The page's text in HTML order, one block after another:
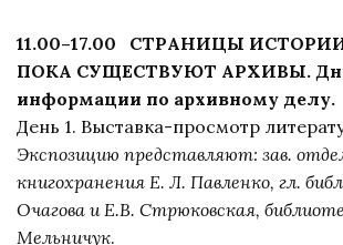
11.00–17.00 СТРАНИЦЫ
ПОКА СУЩЕСТВУЮТ АРХИВЫ.
информации по архивному делу.
День 1. Выставка-просмотр
Экспозицию представляют: зав.
книгохранения Е. Л. Павленко, гл.
Очагова и Е.В. Стрюковская,
Мельничук.